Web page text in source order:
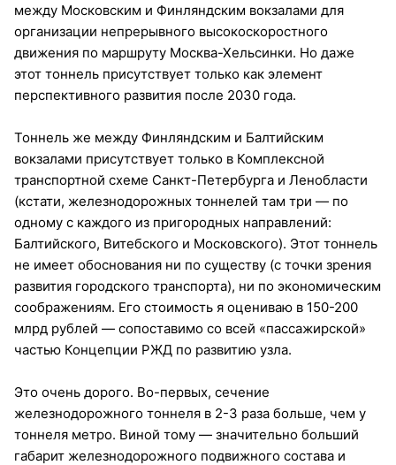
между Московским и Финляндским вокзалами для
организации непрерывного высокоскоростного
движения по маршруту Москва-Хельсинки. Но даже
этот тоннель присутствует только как элемент
перспективного развития после 2030 года.
Тоннель же между Финляндским и Балтийским
вокзалами присутствует только в Комплексной
транспортной схеме Санкт-Петербурга и Ленобласти
(кстати, железнодорожных тоннелей там три — по
одному с каждого из пригородных направлений:
Балтийского, Витебского и Московского). Этот тоннель
не имеет обоснования ни по существу (с точки зрения
развития городского транспорта), ни по экономическим
соображениям. Его стоимость я оцениваю в 150-200
млрд рублей — сопоставимо со всей «пассажирской»
частью Концепции РЖД по развитию узла.
Это очень дорого. Во-первых, сечение
железнодорожного тоннеля в 2-3 раза больше, чем у
тоннеля метро. Виной тому — значительно больший
габарит железнодорожного подвижного состава и